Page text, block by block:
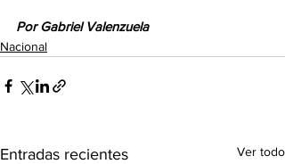
Por Gabriel Valenzuela
Nacional
Entradas recientes Ver todo